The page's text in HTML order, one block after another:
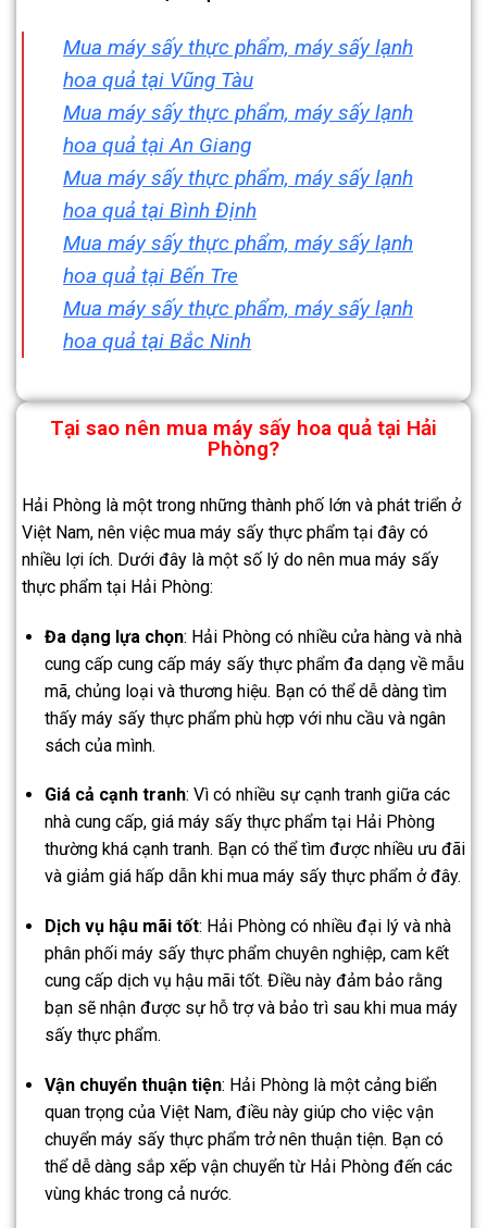
Mua máy sấy thực phẩm, máy sấy lạnh
hoa quả tại Vũng Tàu
Mua máy sấy thực phẩm, máy sấy lạnh
hoa quả tại An Giang
Mua máy sấy thực phẩm, máy sấy lạnh
hoa quả tại Bình Định
Mua máy sấy thực phẩm, máy sấy lạnh
hoa quả tại Bến Tre
Mua máy sấy thực phẩm, máy sấy lạnh
hoa quả tại Bắc Ninh
Tại sao nên mua máy sấy hoa quả tại Hải
Phòng?
Hải Phòng là một trong những thành phố lớn và phát triển ở
Việt Nam, nên việc mua máy sấy thực phẩm tại đây có
nhiều lợi ích. Dưới đây là một số lý do nên mua máy sấy
thực phẩm tại Hải Phòng:
Đa dạng lựa chọn: Hải Phòng có nhiều cửa hàng và nhà
cung cấp cung cấp máy sấy thực phẩm đa dạng về mẫu
mã, chủng loại và thương hiệu. Bạn có thể dễ dàng tìm
thấy máy sấy thực phẩm phù hợp với nhu cầu và ngân
sách của mình.
Giá cả cạnh tranh: Vì có nhiều sự cạnh tranh giữa các
nhà cung cấp, giá máy sấy thực phẩm tại Hải Phòng
thường khá cạnh tranh. Bạn có thể tìm được nhiều ưu đãi
và giảm giá hấp dẫn khi mua máy sấy thực phẩm ở đây.
Dịch vụ hậu mãi tốt: Hải Phòng có nhiều đại lý và nhà
phân phối máy sấy thực phẩm chuyên nghiệp, cam kết
cung cấp dịch vụ hậu mãi tốt. Điều này đảm bảo rằng
bạn sẽ nhận được sự hỗ trợ và bảo trì sau khi mua máy
sấy thực phẩm.
Vận chuyển thuận tiện: Hải Phòng là một cảng biển
quan trọng của Việt Nam, điều này giúp cho việc vận
chuyển máy sấy thực phẩm trở nên thuận tiện. Bạn có
thể dễ dàng sắp xếp vận chuyển từ Hải Phòng đến các
vùng khác trong cả nước.